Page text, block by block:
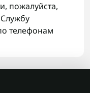
пожалуйста,
телефонам